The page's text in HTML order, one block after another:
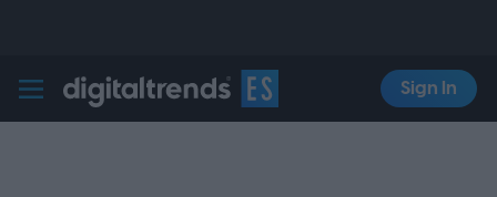
Digital Trends Español
Sign In